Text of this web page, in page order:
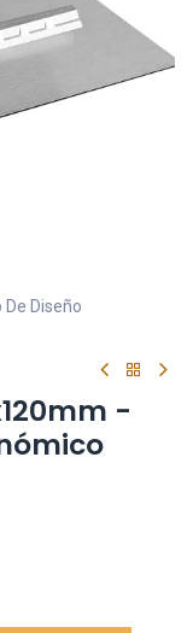
De Diseño
-